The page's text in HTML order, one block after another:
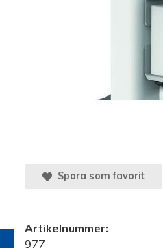
Spara som favorit
Artikelnummer:
977